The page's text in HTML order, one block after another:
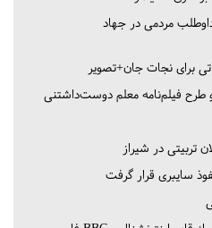
مردمی در جهاد
برای نجات جان+تصویر
و طرح فیلم‌نامه معلم دوست‌داشتنی
تربیتی در شیراز
سایبری قرار گرفت